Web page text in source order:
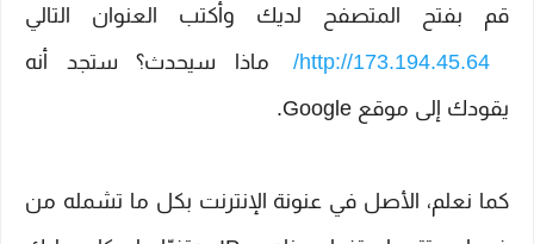
قم بفتح المتصفح لديك وأكتب العنوان التالي
http://173.194.45.64/ ماذا سيحدث؟ ستجد أنه
يقودك إلى موقع Google.
كما نعلم، الأصل في عنونة الإنترنت بكل ما تشمله من